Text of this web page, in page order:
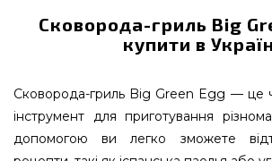
Сковорода-гриль Big
купити в
Сковорода-гриль Big Green Egg — це
інструмент для приготування
допомогою ви легко зможете